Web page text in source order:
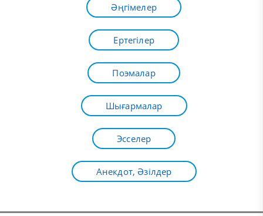
Әңгімелер
Ертегілер
Поэмалар
Шығармалар
Эсселер
Анекдот, Әзілдер